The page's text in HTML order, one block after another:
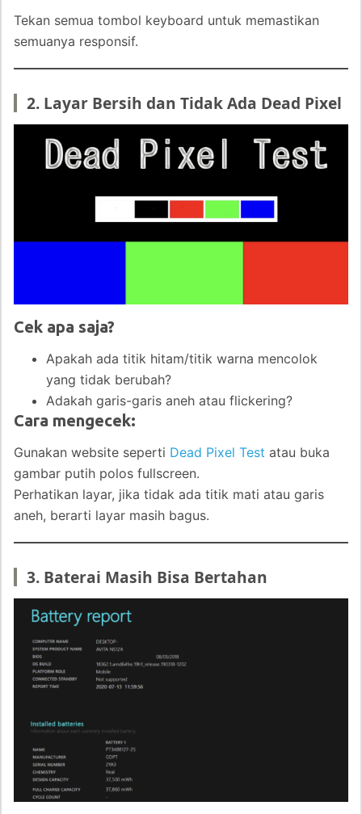
Tekan semua tombol keyboard untuk memastikan
semuanya responsif.
2. Layar Bersih dan Tidak Ada Dead Pixel
Cek apa saja?
Apakah ada titik hitam/titik warna mencolok
yang tidak berubah?
Adakah garis-garis aneh atau flickering?
Cara mengecek:
Gunakan website seperti Dead Pixel Test atau buka
gambar putih polos fullscreen.
Perhatikan layar, jika tidak ada titik mati atau garis
aneh, berarti layar masih bagus.
3. Baterai Masih Bisa Bertahan